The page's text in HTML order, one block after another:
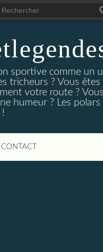
sportive comme un
tricheurs ? Vous
votre route ?
humeur ? Les
CONTACT